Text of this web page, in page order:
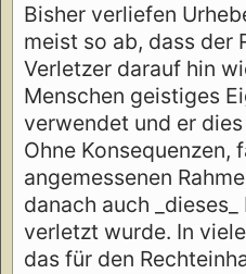
Bisher verliefen
meist so ab, dass der
Verletzer darauf hin
Menschen geistiges
verwendet und er
Ohne Konsequenzen,
angemessenen
danach auch
verletzt wurde. In
das für den